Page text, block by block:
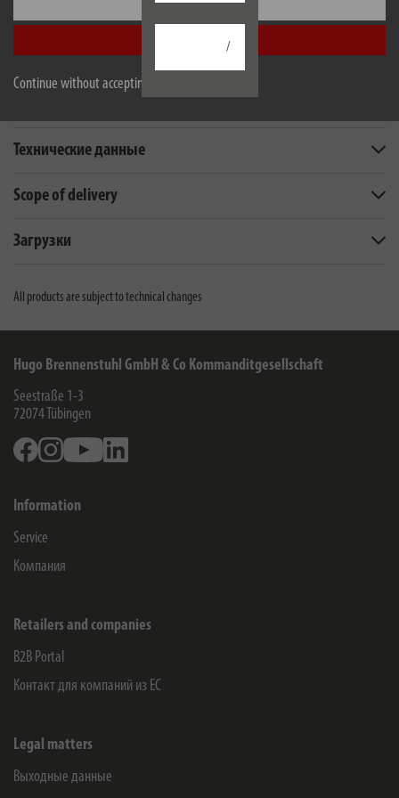
Настроить
Принять все
Continue without accepting
/
Технические данные
Scope of delivery
Загрузки
All products are subject to technical changes
Hugo Brennenstuhl GmbH & Co Kommanditgesellschaft
Seestraße 1-3
72074 Tübingen
FacebookInstagramYoutube
Information
Service
Компания
Retailers and companies
B2B Portal
Контакт для компаний из ЕС
Legal matters
Выходные данные